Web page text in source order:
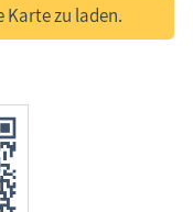
Karte zu laden.